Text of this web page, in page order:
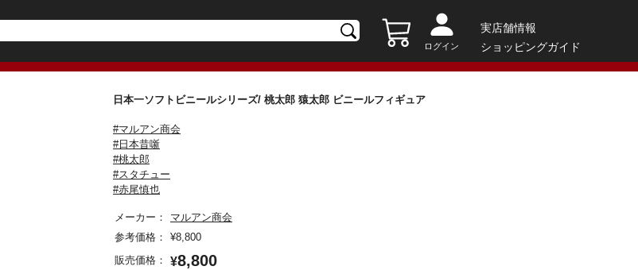
ログイン
実店舗情報
ショッピングガイド
日本一ソフトビニールシリーズ/ 桃太郎 猿太郎 ビニールフィギュア
#マルアン商会
#日本昔噺
#桃太郎
#スタチュー
#赤尾慎也
メーカー：
マルアン商会
参考価格：
¥8,800
販売価格：
¥8,800